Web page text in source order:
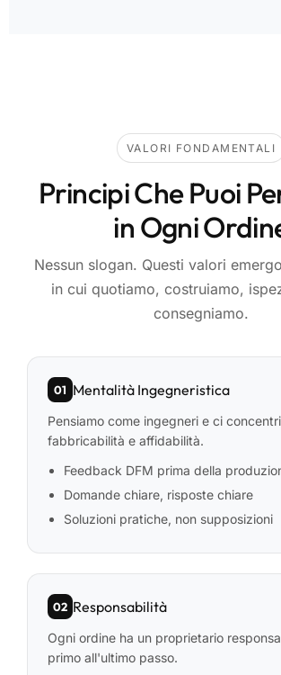
VALORI FONDAMENTALI
Principi Che Puoi
in Ogni
Nessun slogan. Questi valori
in cui quotiamo, costruiamo,
consegniamo.
01 Mentalità Ingegneristica
Pensiamo come ingegneri e ci
fabbricabilità e affidabilità.
Feedback DFM prima della
Domande chiare, risposte chiare
Soluzioni pratiche, non supposizioni
02 Responsabilità
Ogni ordine ha un proprietario
primo all'ultimo passo.